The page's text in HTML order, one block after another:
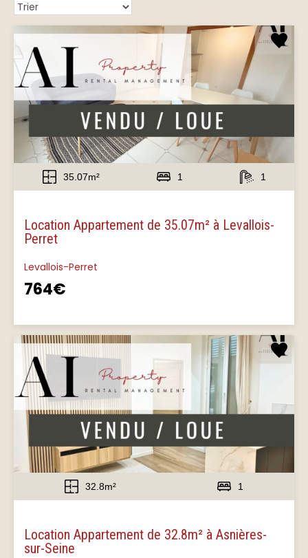
35.07m² 1 1
Location Appartement de 35.07m² à Levallois-
Perret
Levallois-Perret
764€
32.8m² 1
Location Appartement de 32.8m² à Asnières-
sur-Seine